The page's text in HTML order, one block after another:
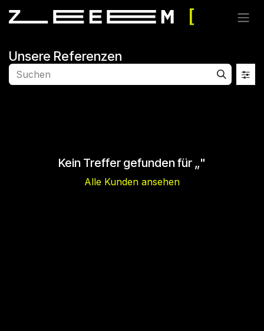
Unsere Referenzen
Kein Treffer gefunden für „"
Alle Kunden ansehen